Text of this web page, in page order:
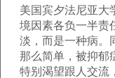
美国宾夕法尼亚大
境因素各负一半责
淡，而是一种病。
那么简单，被抑郁
特别渴望跟人交流